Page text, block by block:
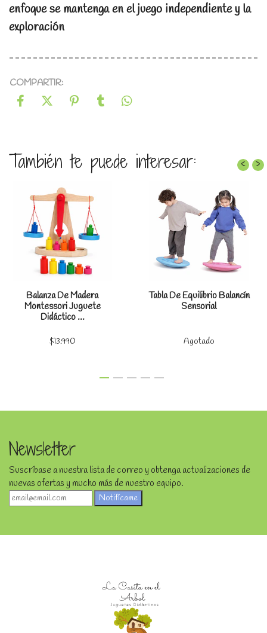
enfoque se mantenga en el juego independiente y la
exploración
COMPARTIR:
También te puede interesar:
Balanza De Madera
Montessori Juguete
Didáctico ...
$13.990
Tabla De Equilibrio Balancín
Sensorial
Agotado
‹ ›
Newsletter
Suscríbase a nuestra lista de correo y obtenga actualizaciones de
nuevas ofertas y mucho más de nuestro equipo.
Notifícame